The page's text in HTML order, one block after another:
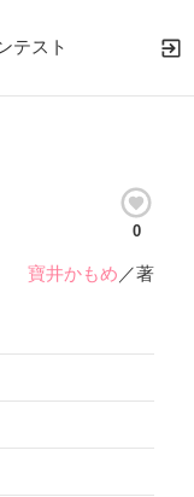
テスト
0
寶井かもめ ／著